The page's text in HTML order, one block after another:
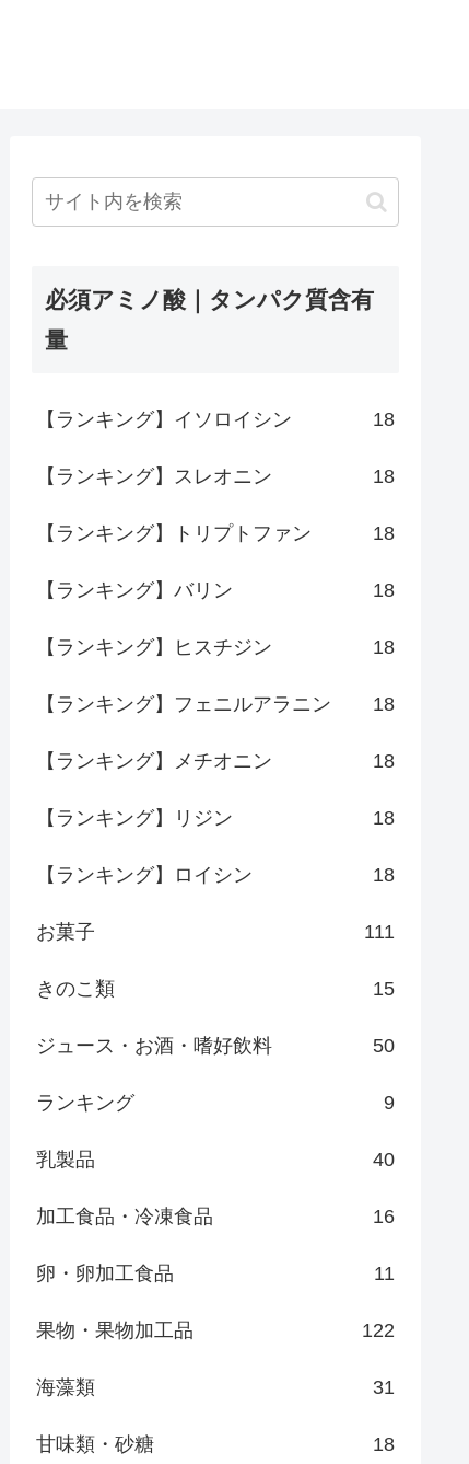
必須アミノ酸｜タンパク質含有
量
【ランキング】イソロイシン 18
【ランキング】スレオニン 18
【ランキング】トリプトファン 18
【ランキング】バリン 18
【ランキング】ヒスチジン 18
【ランキング】フェニルアラニン 18
【ランキング】メチオニン 18
【ランキング】リジン 18
【ランキング】ロイシン 18
お菓子 111
きのこ類 15
ジュース・お酒・嗜好飲料 50
ランキング 9
乳製品 40
加工食品・冷凍食品 16
卵・卵加工食品 11
果物・果物加工品 122
海藻類 31
甘味類・砂糖 18